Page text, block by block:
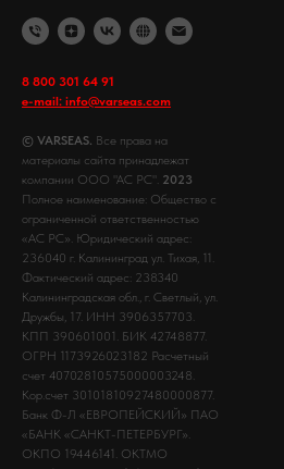
8 800 301 64 91
e-mail: info@varseas.com
© VARSEAS. Все права на
материалы сайта принадлежат
компании ООО "АС РС". 2023
Полное наименование: Общество с
ограниченной ответственностью
«АС РС». Юридический адрес:
236040 г. Калининград ул. Тихая, 11.
Фактический адрес: 238340
Калининградская обл., г. Светлый, ул.
Дружбы, 17. ИНН 3906357703.
КПП 390601001. БИК 42748877.
ОГРН 1173926023182 Расчетный
счет 40702810575000003248.
Кор.счет 30101810927480000877.
Банк Ф-Л «ЕВРОПЕЙСКИЙ» ПАО
«БАНК «САНКТ-ПЕТЕРБУРГ».
ОКПО 19446141. ОКТМО